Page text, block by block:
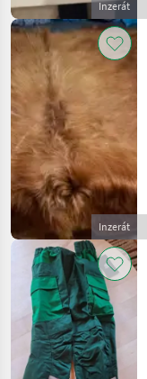
Inzerát
Inzerát